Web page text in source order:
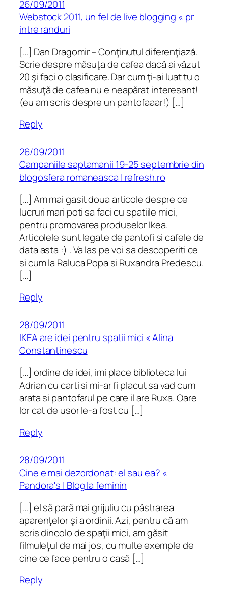
26/09/2011
Webstock 2011, un fel de live blogging « pr
intre randuri
[…] Dan Dragomir – Conţinutul diferenţiază.
Scrie despre măsuţa de cafea dacă ai văzut
20 şi faci o clasificare. Dar cum ţi-ai luat tu o
măsuţă de cafea nu e neapărat interesant!
(eu am scris despre un pantofaaar!) […]
Reply
26/09/2011
Campaniile saptamanii 19-25 septembrie din
blogosfera romaneasca | refresh.ro
[…] Am mai gasit doua articole despre ce
lucruri mari poti sa faci cu spatiile mici,
pentru promovarea produselor Ikea.
Articolele sunt legate de pantofi si cafele de
data asta :) . Va las pe voi sa descoperiti ce
si cum la Raluca Popa si Ruxandra Predescu.
[…]
Reply
28/09/2011
IKEA are idei pentru spatii mici « Alina
Constantinescu
[…] ordine de idei, imi place biblioteca lui
Adrian cu carti si mi-ar fi placut sa vad cum
arata si pantofarul pe care il are Ruxa. Oare
lor cat de usor le-a fost cu […]
Reply
28/09/2011
Cine e mai dezordonat: el sau ea? «
Pandora's | Blog la feminin
[…] el să pară mai grijuliu cu păstrarea
aparenţelor şi a ordinii. Azi, pentru că am
scris dincolo de spaţii mici, am găsit
filmuleţul de mai jos, cu multe exemple de
cine ce face pentru o casă […]
Reply